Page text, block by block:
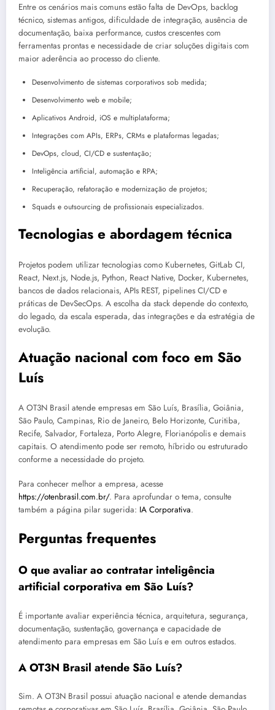
Entre os cenários mais comuns estão falta de DevOps, backlog
técnico, sistemas antigos, dificuldade de integração, ausência de
documentação, baixa performance, custos crescentes com
ferramentas prontas e necessidade de criar soluções digitais com
maior aderência ao processo do cliente.
Desenvolvimento de sistemas corporativos sob medida;
Desenvolvimento web e mobile;
Aplicativos Android, iOS e multiplataforma;
Integrações com APIs, ERPs, CRMs e plataformas legadas;
DevOps, cloud, CI/CD e sustentação;
Inteligência artificial, automação e RPA;
Recuperação, refatoração e modernização de projetos;
Squads e outsourcing de profissionais especializados.
Tecnologias e abordagem técnica
Projetos podem utilizar tecnologias como Kubernetes, GitLab CI,
React, Next.js, Node.js, Python, React Native, Docker, Kubernetes,
bancos de dados relacionais, APIs REST, pipelines CI/CD e
práticas de DevSecOps. A escolha da stack depende do contexto,
do legado, da escala esperada, das integrações e da estratégia de
evolução.
Atuação nacional com foco em São
Luís
A OT3N Brasil atende empresas em São Luís, Brasília, Goiânia,
São Paulo, Campinas, Rio de Janeiro, Belo Horizonte, Curitiba,
Recife, Salvador, Fortaleza, Porto Alegre, Florianópolis e demais
capitais. O atendimento pode ser remoto, híbrido ou estruturado
conforme a necessidade do projeto.
Para conhecer melhor a empresa, acesse
https://otenbrasil.com.br/. Para aprofundar o tema, consulte
também a página pilar sugerida: IA Corporativa.
Perguntas frequentes
O que avaliar ao contratar inteligência
artificial corporativa em São Luís?
É importante avaliar experiência técnica, arquitetura, segurança,
documentação, sustentação, governança e capacidade de
atendimento para empresas em São Luís e em outros estados.
A OT3N Brasil atende São Luís?
Sim. A OT3N Brasil possui atuação nacional e atende demandas